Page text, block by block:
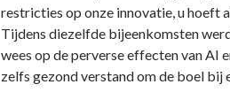
restricties op onze innovatie, u hoeft
Tijdens diezelfde bijeenkomsten
wees op de perverse effecten van AI
zelfs gezond verstand om de boel bij